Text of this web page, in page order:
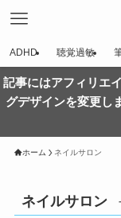
ADHD 聴覚過敏
記事にはアフィリエ
グデザインを変更し
ホーム ネイルサロン
ネイルサロン